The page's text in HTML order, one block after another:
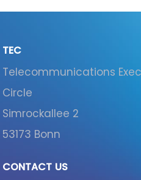
TEC
Telecommunications
Circle
Simrockallee 2
53173 Bonn
CONTACT US